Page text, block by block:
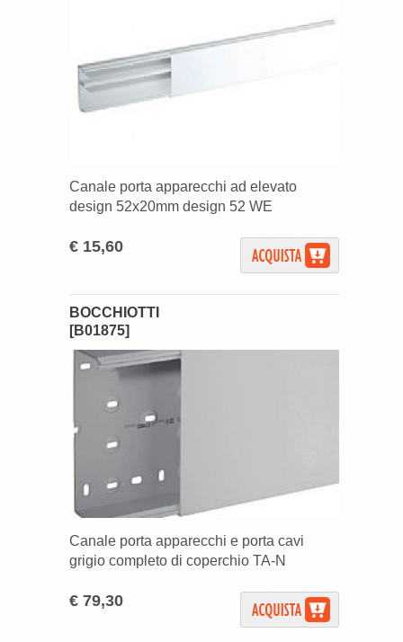
Canale porta apparecchi ad elevato
design 52x20mm design 52 WE
€ 15,60
BOCCHIOTTI
[B01875]
Canale porta apparecchi e porta cavi
grigio completo di coperchio TA-N
€ 79,30